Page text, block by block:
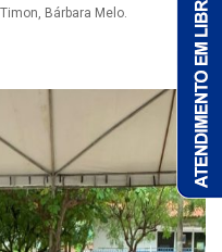
Bárbara Melo.